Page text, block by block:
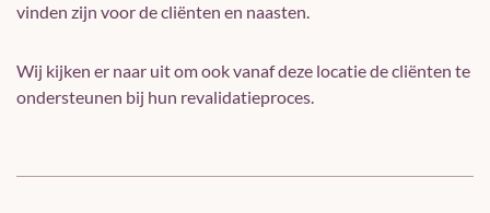
vinden zijn voor de cliënten en naasten.
Wij kijken er naar uit om ook vanaf deze locatie de cliënten te
ondersteunen bij hun revalidatieproces.